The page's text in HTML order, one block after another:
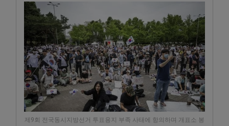
제9회 전국동시지방선거 투표용지 부족 사태에 항의하며 개표소 봉